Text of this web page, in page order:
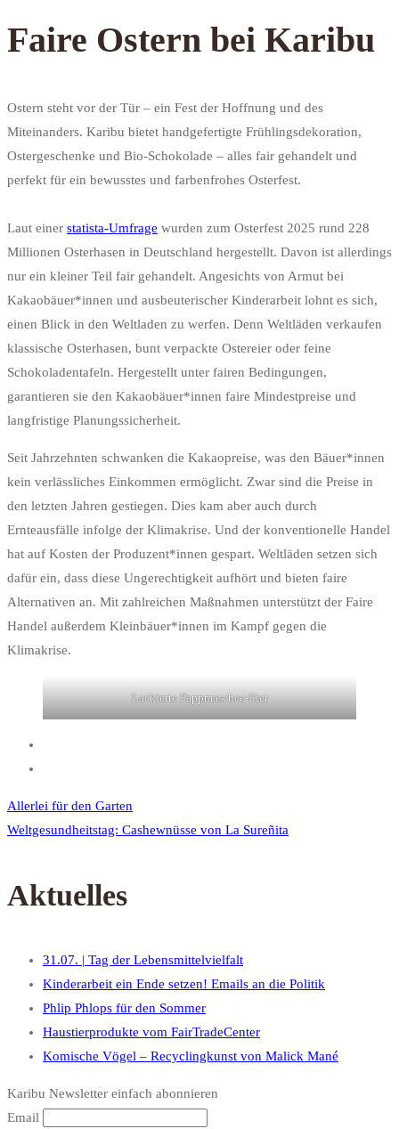
Faire Ostern bei Karibu
Ostern steht vor der Tür – ein Fest der Hoffnung und des
Miteinanders. Karibu bietet handgefertigte Frühlingsdekoration,
Ostergeschenke und Bio-Schokolade – alles fair gehandelt und
perfekt für ein bewusstes und farbenfrohes Osterfest.
Laut einer statista-Umfrage wurden zum Osterfest 2025 rund 228
Millionen Osterhasen in Deutschland hergestellt. Davon ist allerdings
nur ein kleiner Teil fair gehandelt. Angesichts von Armut bei
Kakaobäuer*innen und ausbeuterischer Kinderarbeit lohnt es sich,
einen Blick in den Weltladen zu werfen. Denn Weltläden verkaufen
klassische Osterhasen, bunt verpackte Ostereier oder feine
Schokoladentafeln. Hergestellt unter fairen Bedingungen,
garantieren sie den Kakaobäuer*innen faire Mindestpreise und
langfristige Planungssicherheit.
Seit Jahrzehnten schwanken die Kakaopreise, was den Bäuer*innen
kein verlässliches Einkommen ermöglicht. Zwar sind die Preise in
den letzten Jahren gestiegen. Dies kam aber auch durch
Ernteausfälle infolge der Klimakrise. Und der konventionelle Handel
hat auf Kosten der Produzent*innen gespart. Weltläden setzen sich
dafür ein, dass diese Ungerechtigkeit aufhört und bieten faire
Alternativen an. Mit zahlreichen Maßnahmen unterstützt der Faire
Handel außerdem Kleinbäuer*innen im Kampf gegen die
Klimakrise.
Lackierte Pappmaschee-Eier
Allerlei für den Garten
Weltgesundheitstag: Cashewnüsse von La Sureñita
Aktuelles
31.07. | Tag der Lebensmittelvielfalt
Kinderarbeit ein Ende setzen! Emails an die Politik
Phlip Phlops für den Sommer
Haustierprodukte vom FairTradeCenter
Komische Vögel – Recyclingkunst von Malick Mané
Karibu Newsletter einfach abonnieren
Email